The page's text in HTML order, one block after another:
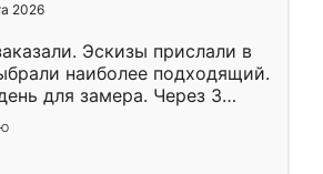
2026
Эскизы прислали в
наиболее подходящий.
для замера. Через 3
уже готова. Остались
Спасибо Ренессанс
работу!